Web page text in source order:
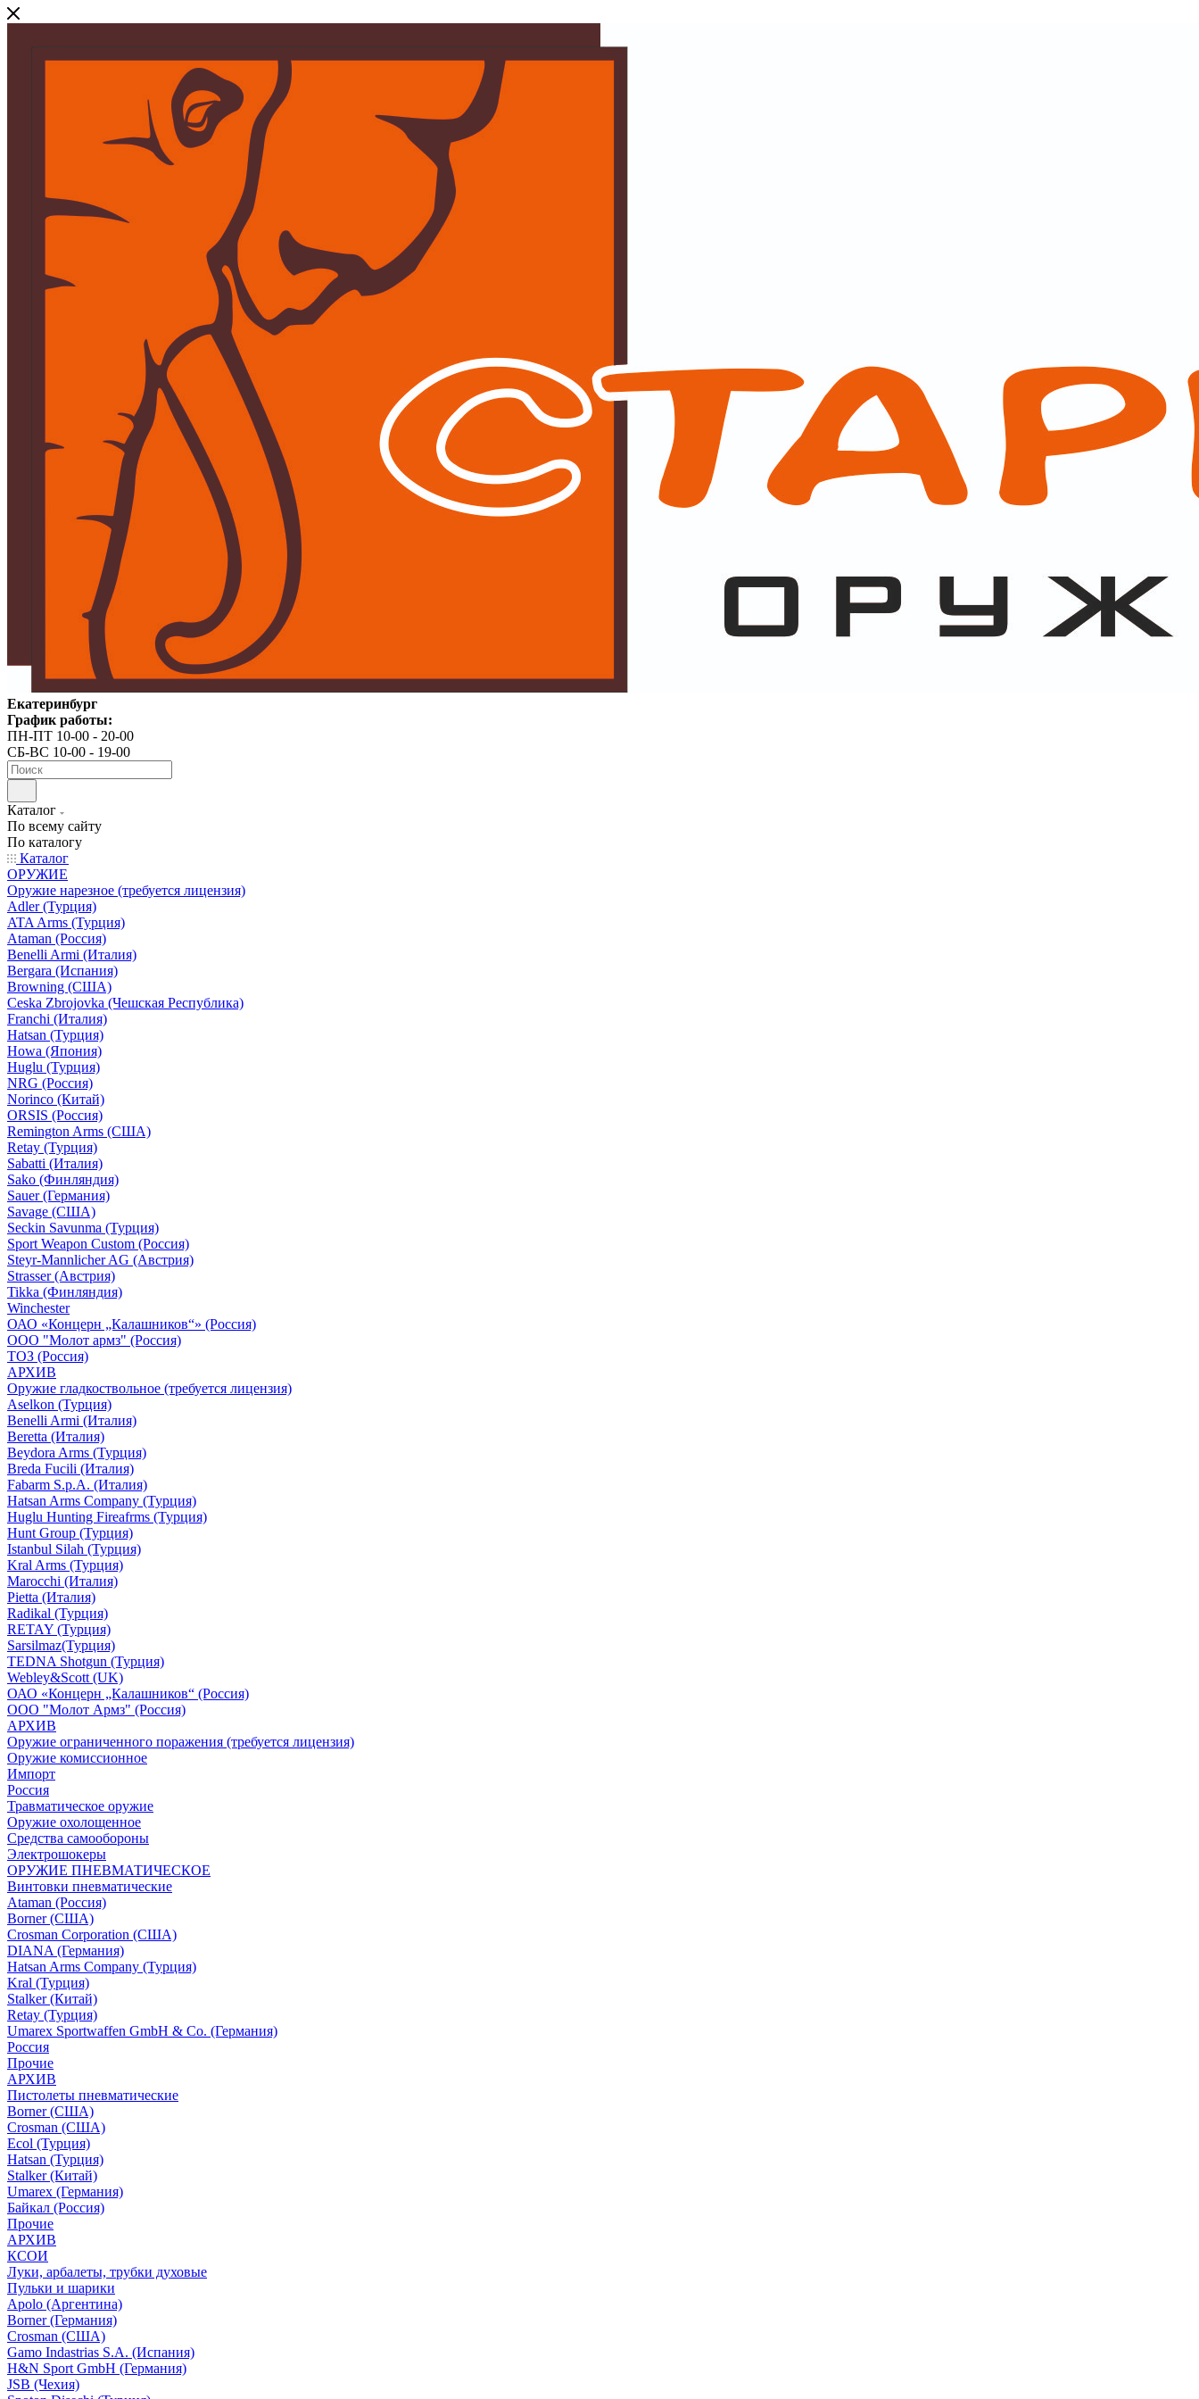
Екатеринбург
График работы:
ПН-ПТ 10-00 - 20-00
СБ-ВС 10-00 - 19-00
Каталог
По всему сайту
По каталогу
Каталог
ОРУЖИЕ
Оружие нарезное (требуется лицензия)
Adler (Турция)
ATA Arms (Турция)
Ataman (Россия)
Benelli Armi (Италия)
Bergara (Испания)
Browning (США)
Ceska Zbrojovka (Чешская Республика)
Franchi (Италия)
Hatsan (Турция)
Howa (Япония)
Huglu (Турция)
NRG (Россия)
Norinco (Китай)
ORSIS (Россия)
Remington Arms (США)
Retay (Турция)
Sabatti (Италия)
Sako (Финляндия)
Sauer (Германия)
Savage (США)
Seckin Savunma (Турция)
Sport Weapon Custom (Россия)
Steyr-Mannlicher AG (Австрия)
Strasser (Австрия)
Tikka (Финляндия)
Winchester
ОАО «Концерн „Калашников“» (Россия)
ООО "Молот армз" (Россия)
ТОЗ (Россия)
АРХИВ
Оружие гладкоствольное (требуется лицензия)
Aselkon (Турция)
Benelli Armi (Италия)
Beretta (Италия)
Beydora Arms (Турция)
Breda Fucili (Италия)
Fabarm S.p.A. (Италия)
Hatsan Arms Company (Турция)
Huglu Hunting Fireafrms (Турция)
Hunt Group (Турция)
Istanbul Silah (Турция)
Kral Arms (Турция)
Marocchi (Италия)
Pietta (Италия)
Radikal (Турция)
RETAY (Турция)
Sarsilmaz(Турция)
TEDNA Shotgun (Турция)
Webley&Scott (UK)
ОАО «Концерн „Калашников“ (Россия)
ООО "Молот Армз" (Россия)
АРХИВ
Оружие ограниченного поражения (требуется лицензия)
Оружие комиссионное
Импорт
Россия
Травматическое оружие
Оружие охолощенное
Средства самообороны
Электрошокеры
ОРУЖИЕ ПНЕВМАТИЧЕСКОЕ
Винтовки пневматические
Ataman (Россия)
Borner (США)
Crosman Corporation (США)
DIANA (Германия)
Hatsan Arms Company (Турция)
Kral (Турция)
Stalker (Китай)
Retay (Турция)
Umarex Sportwaffen GmbH & Co. (Германия)
Россия
Прочие
АРХИВ
Пистолеты пневматические
Borner (США)
Crosman (США)
Ecol (Турция)
Hatsan (Турция)
Stalker (Китай)
Umarex (Германия)
Байкал (Россия)
Прочие
АРХИВ
КСОИ
Луки, арбалеты, трубки духовые
Пульки и шарики
Apolo (Аргентина)
Borner (Германия)
Crosman (США)
Gamo Indastrias S.A. (Испания)
H&N Sport GmbH (Германия)
JSB (Чехия)